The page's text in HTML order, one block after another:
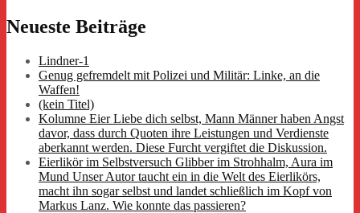
Neueste Beiträge
Lindner-1
Genug gefremdelt mit Polizei und Militär: Linke, an die
Waffen!
(kein Titel)
Kolumne Eier Liebe dich selbst, Mann Männer haben Angst
davor, dass durch Quoten ihre Leistungen und Verdienste
aberkannt werden. Diese Furcht vergiftet die Diskussion.
Eierlikör im Selbstversuch Glibber im Strohhalm, Aura im
Mund Unser Autor taucht ein in die Welt des Eierlikörs,
macht ihn sogar selbst und landet schließlich im Kopf von
Markus Lanz. Wie konnte das passieren?